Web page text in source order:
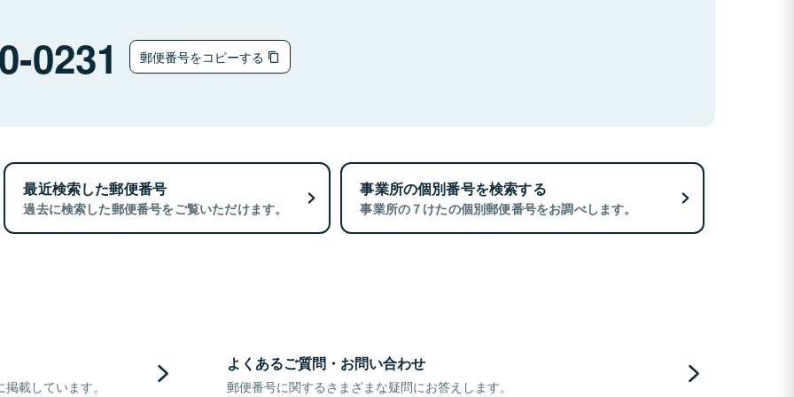
0231 郵便番号をコピーする
最近検索した郵便番号
過去に検索した郵便番号をご覧いただけます。
事業所の個別番号を検索する
事業所の７けたの個別郵便番号をお調べします。
載しています。
よくあるご質問・お問い合わせ
郵便番号に関するさまざまな疑問にお答えします。